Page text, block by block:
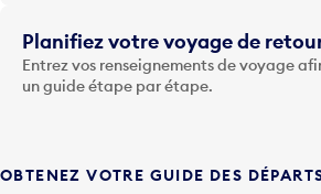
t
o
u
F
Planifiez votre voyage de
Entrez vos renseignements de voyage
un guide étape par étape.
OBTENEZ VOTRE GUIDE DES